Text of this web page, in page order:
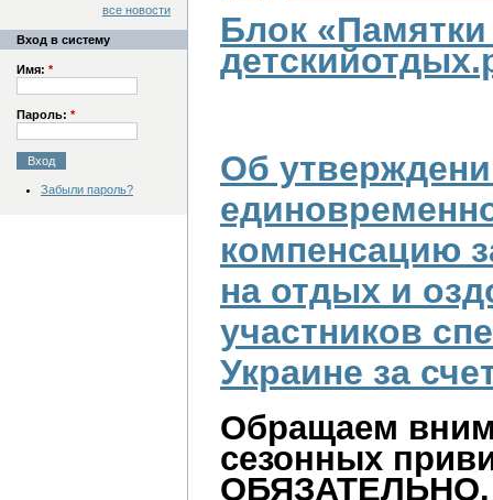
Блок
Об
компенсацию
на отдых и
участников
Украине за
Обращаем
сезонных
ОБЯЗАТЕЛЬНО.
все новости
Вход в систему
Имя: *
Пароль: *
Забыли пароль?